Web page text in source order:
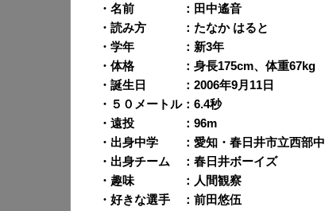
・名前 ：田中遙音
・読み方 ：たなか はると
・学年 ：新3年
・体格 ：身長175cm、体重67kg
・誕生日 ：2006年9月11日
・５０メートル：6.4秒
・遠投 ：96m
・出身中学 ：愛知・春日井市立西部中
・出身チーム ：春日井ボーイズ
・趣味 ：人間観察
・好きな選手 ：前田悠伍